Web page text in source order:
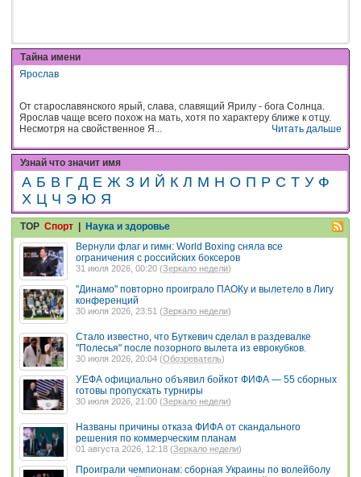
Тайна имени
Ярослав
От старославянского ярый, слава, славящий Ярилу - бога Солнца.
Ярослав чаще всего похож на мать, хотя по характеру ближе к отцу.
Несмотря на свойственное Я...
Читать дальше
Узнай что значит имя
А Б В Г Д Е Ж З И Й К Л М Н О П Р С Т У Ф
Х Ц Ч Э Ю Я
TOP Спорт | Наука и здоровье
Вернули флаг и гимн: World Boxing сняла все
ограничения с российских боксеров
31 июля 2026, 00:20 (Зеркало недели)
"Динамо" повторно проиграло ПАОКу и вылетело в Лигу
конференций
30 июля 2026, 23:51 (Зеркало недели)
Стало известно, что Буткевич сделал в раздевалке
"Полесья" после позорного вылета из еврокубков.
30 июля 2026, 20:04 (Обозреватель)
УЕФА официально объявил бойкот ФИФА — 55 сборных
готовы пропускать турниры
30 июля 2026, 21:00 (Зеркало недели)
Названы причины отказа ФИФА от скандального
решения по коммерческим планам
01 августа 2026, 12:18 (Зеркало недели)
Проиграли чемпионам: сборная Украины по волейболу